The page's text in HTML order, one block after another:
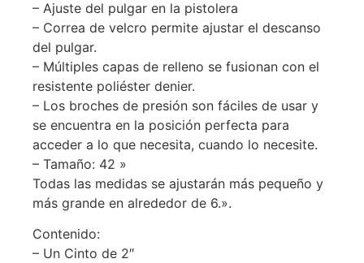
– Ajuste del pulgar en la pistolera
– Correa de velcro permite ajustar el descanso
del pulgar.
– Múltiples capas de relleno se fusionan con el
resistente poliéster denier.
– Los broches de presión son fáciles de usar y
se encuentra en la posición perfecta para
acceder a lo que necesita, cuando lo necesite.
– Tamaño: 42 »
Todas las medidas se ajustarán más pequeño y
más grande en alrededor de 6.».
Contenido:
– Un Cinto de 2″